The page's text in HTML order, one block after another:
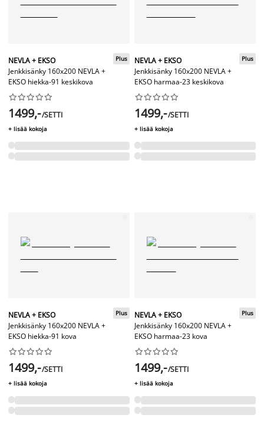
NEVLA + EKSO
Jenkkisänky 160x200 NEVLA +
EKSO hiekka-91 keskikova
Plus






1499,-/SETTI
+ lisää kokoja
NEVLA + EKSO
Jenkkisänky 160x200 NEVLA +
EKSO harmaa-23 keskikova
Plus






1499,-/SETTI
+ lisää kokoja
NEVLA + EKSO
Jenkkisänky 160x200 NEVLA +
EKSO hiekka-91 kova
Plus






1499,-/SETTI
+ lisää kokoja
NEVLA + EKSO
Jenkkisänky 160x200 NEVLA +
EKSO harmaa-23 kova
Plus






1499,-/SETTI
+ lisää kokoja